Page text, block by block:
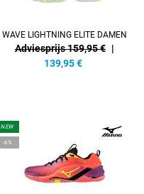
WAVE LIGHTNING ELITE DAMEN
Adviesprijs 159,95 € |
139,95 €
NEW
-6%